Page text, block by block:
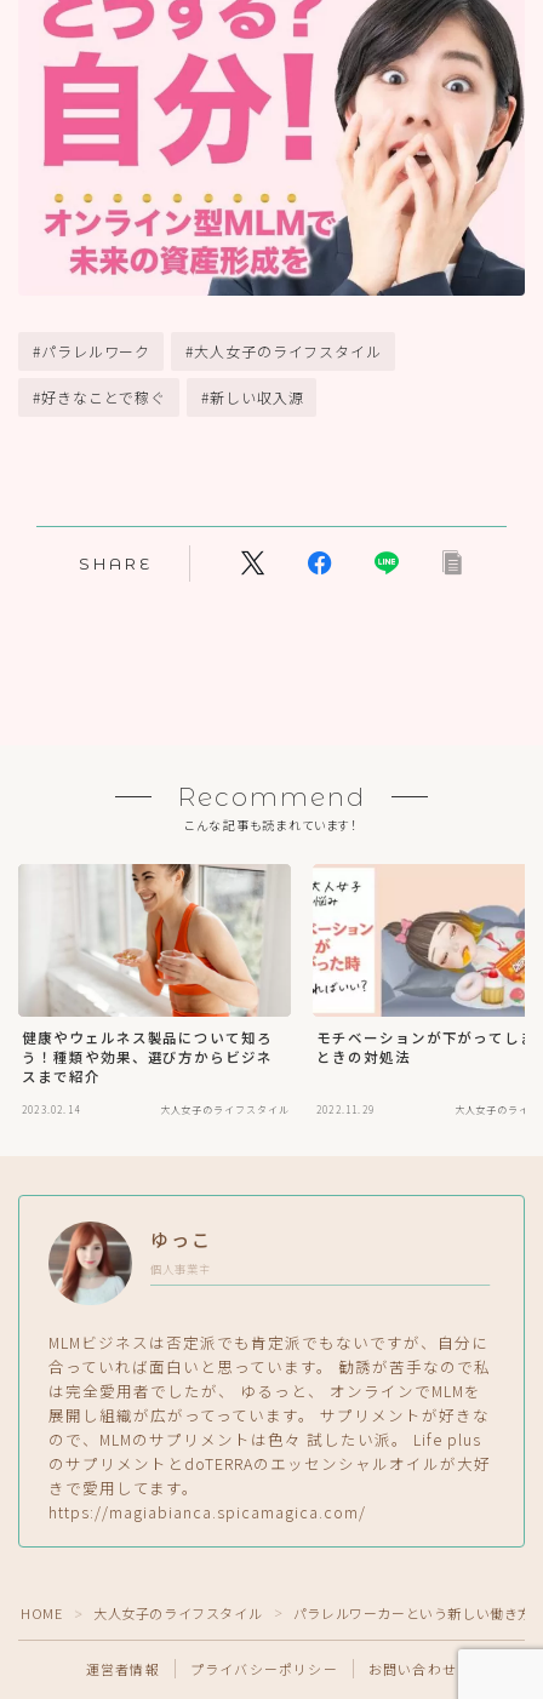
#パラレルワーク #大人女子のライフスタイル
#好きなことで稼ぐ #新しい収入源
SHARE
Recommend
こんな記事も読まれています！
健康やウェルネス製品について知ろ
う！種類や効果、選び方からビジネ
スまで紹介
2023.02.14 大人女子のライフスタイル
モチベーションが下がってしま
ときの対処法
2022.11.29 大人女子のライ
ゆっこ
個人事業主
MLMビジネスは否定派でも肯定派でもないですが、自分に
合っていれば面白いと思っています。 勧誘が苦手なので私
は完全愛用者でしたが、 ゆるっと、 オンラインでMLMを
展開し組織が広がってっています。 サプリメントが好きな
ので、MLMのサプリメントは色々 試したい派。 Life plus
のサプリメントとdoTERRAのエッセンシャルオイルが大好
きで愛用してます。
https://magiabianca.spicamagica.com/
HOME ＞ 大人女子のライフスタイル ＞ パラレルワーカーという新しい働き方
運営者情報 プライバシーポリシー お問い合わせ